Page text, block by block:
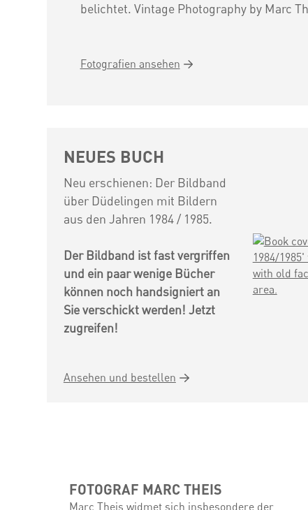
belichtet. Vintage Photography by Marc
Fotografien ansehen
NEUES BUCH
Neu erschienen: Der Bildband
über Düdelingen mit Bildern
aus den Jahren 1984 / 1985.
Der Bildband ist fast vergriffen
und ein paar wenige Bücher
können noch handsigniert an
Sie verschickt werden! Jetzt
zugreifen!
Ansehen und bestellen
FOTOGRAF MARC THEIS
Marc Theis widmet sich insbesondere der